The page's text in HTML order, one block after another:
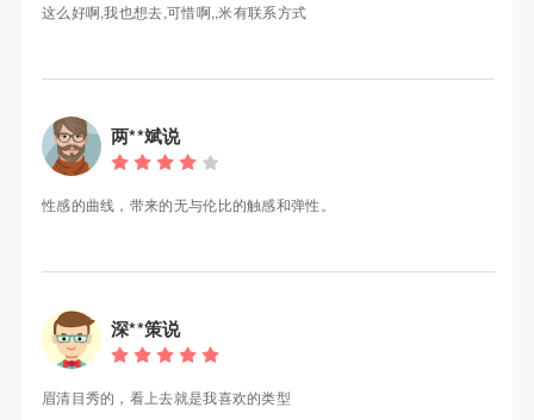
这么好啊,我也想去,可惜啊,,米有联系方式
两**斌说
性感的曲线，带来的无与伦比的触感和弹性。
深**策说
眉清目秀的，看上去就是我喜欢的类型